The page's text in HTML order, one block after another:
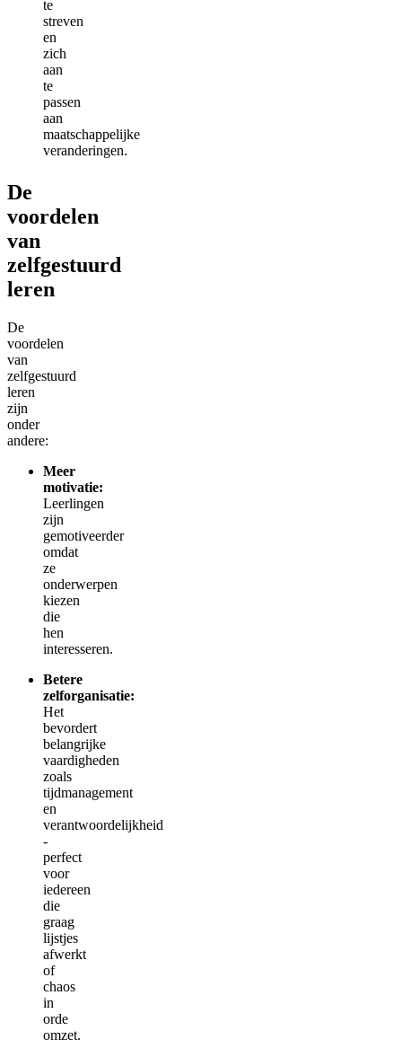
te
streven
en
zich
aan
te
passen
aan
maatschappelijke
veranderingen.
De
voordelen
van
zelfgestuurd
leren
De
voordelen
van
zelfgestuurd
leren
zijn
onder
andere:
Meer
motivatie:
Leerlingen
zijn
gemotiveerder
omdat
ze
onderwerpen
kiezen
die
hen
interesseren.
Betere
zelforganisatie:
Het
bevordert
belangrijke
vaardigheden
zoals
tijdmanagement
en
verantwoordelijkheid
-
perfect
voor
iedereen
die
graag
lijstjes
afwerkt
of
chaos
in
orde
omzet.